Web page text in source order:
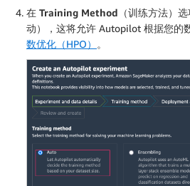
在 Training Method （训练方法）
动），这将允许 Autopilot 根据您的
数优化（HPO）
。